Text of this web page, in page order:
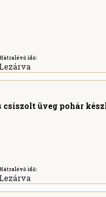
Hátralévő idő:
Lezárva
csiszolt üveg pohár
Hátralévő idő:
Lezárva